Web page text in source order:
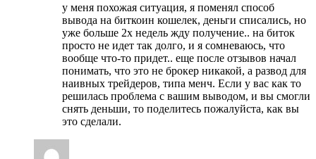
у меня похожая ситуация, я поменял способ
вывода на биткоин кошелек, деньги списались, но
уже больше 2х недель жду получение.. на биток
просто не идет так долго, и я сомневаюсь, что
вообще что-то придет.. еще после отзывов начал
понимать, что это не брокер никакой, а развод для
наивных трейдеров, типа менч. Если у вас как то
решилась проблема с вашим выводом, и вы смогли
снять деньши, то поделитесь пожалуйста, как вы
это сделали.